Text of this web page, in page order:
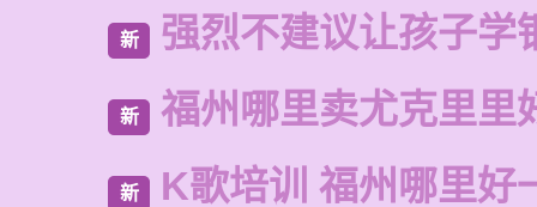
新 强烈不建议让孩子学
新 福州哪里卖尤克里里
新 K歌培训 福州哪里好